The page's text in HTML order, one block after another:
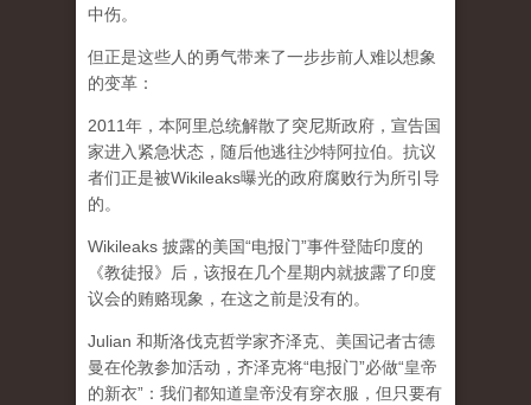
中伤。
但正是这些人的勇气带来了一步步前人难以想象
的变革：
2011年，本阿里总统解散了突尼斯政府，宣告国
家进入紧急状态，随后他逃往沙特阿拉伯。抗议
者们正是被Wikileaks曝光的政府腐败行为所引导
的。
Wikileaks 披露的美国“电报门”事件登陆印度的
《教徒报》后，该报在几个星期内就披露了印度
议会的贿赂现象，在这之前是没有的。
Julian 和斯洛伐克哲学家齐泽克、美国记者古德
曼在伦敦参加活动，齐泽克将“电报门”必做“皇帝
的新衣”：我们都知道皇帝没有穿衣服，但只要有